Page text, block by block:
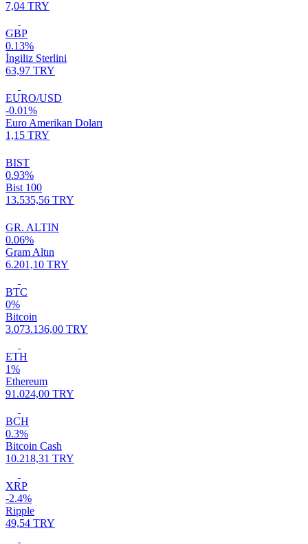
7,04 TRY
GBP
0.13%
İngiliz Sterlini
63,97 TRY
EURO/USD
-0.01%
Euro Amerikan Doları
1,15 TRY
BIST
0.93%
Bist 100
13.535,56 TRY
GR. ALTIN
0.06%
Gram Altın
6.201,10 TRY
BTC
0%
Bitcoin
3.073.136,00 TRY
ETH
1%
Ethereum
91.024,00 TRY
BCH
0.3%
Bitcoin Cash
10.218,31 TRY
XRP
-2.4%
Ripple
49,54 TRY